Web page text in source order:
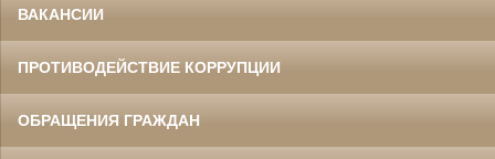
ВАКАНСИИ
ПРОТИВОДЕЙСТВИЕ КОРРУПЦИИ
ОБРАЩЕНИЯ ГРАЖДАН